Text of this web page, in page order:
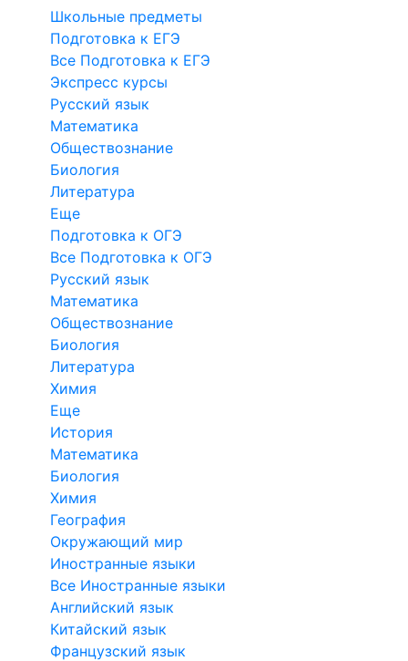
Школьные предметы
Подготовка к ЕГЭ
Все Подготовка к ЕГЭ
Экспресс курсы
Русский язык
Математика
Обществознание
Биология
Литература
Еще
Подготовка к ОГЭ
Все Подготовка к ОГЭ
Русский язык
Математика
Обществознание
Биология
Литература
Химия
Еще
История
Математика
Биология
Химия
География
Окружающий мир
Иностранные языки
Все Иностранные языки
Английский язык
Китайский язык
Французский язык